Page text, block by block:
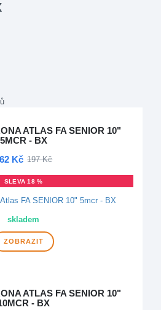
ATLAS FA SENIOR 10"
5MCR - BX
Kč 197 Kč
SLEVA 18 %
skladem
ZOBRAZIT
ATLAS FA SENIOR 10"
- BX